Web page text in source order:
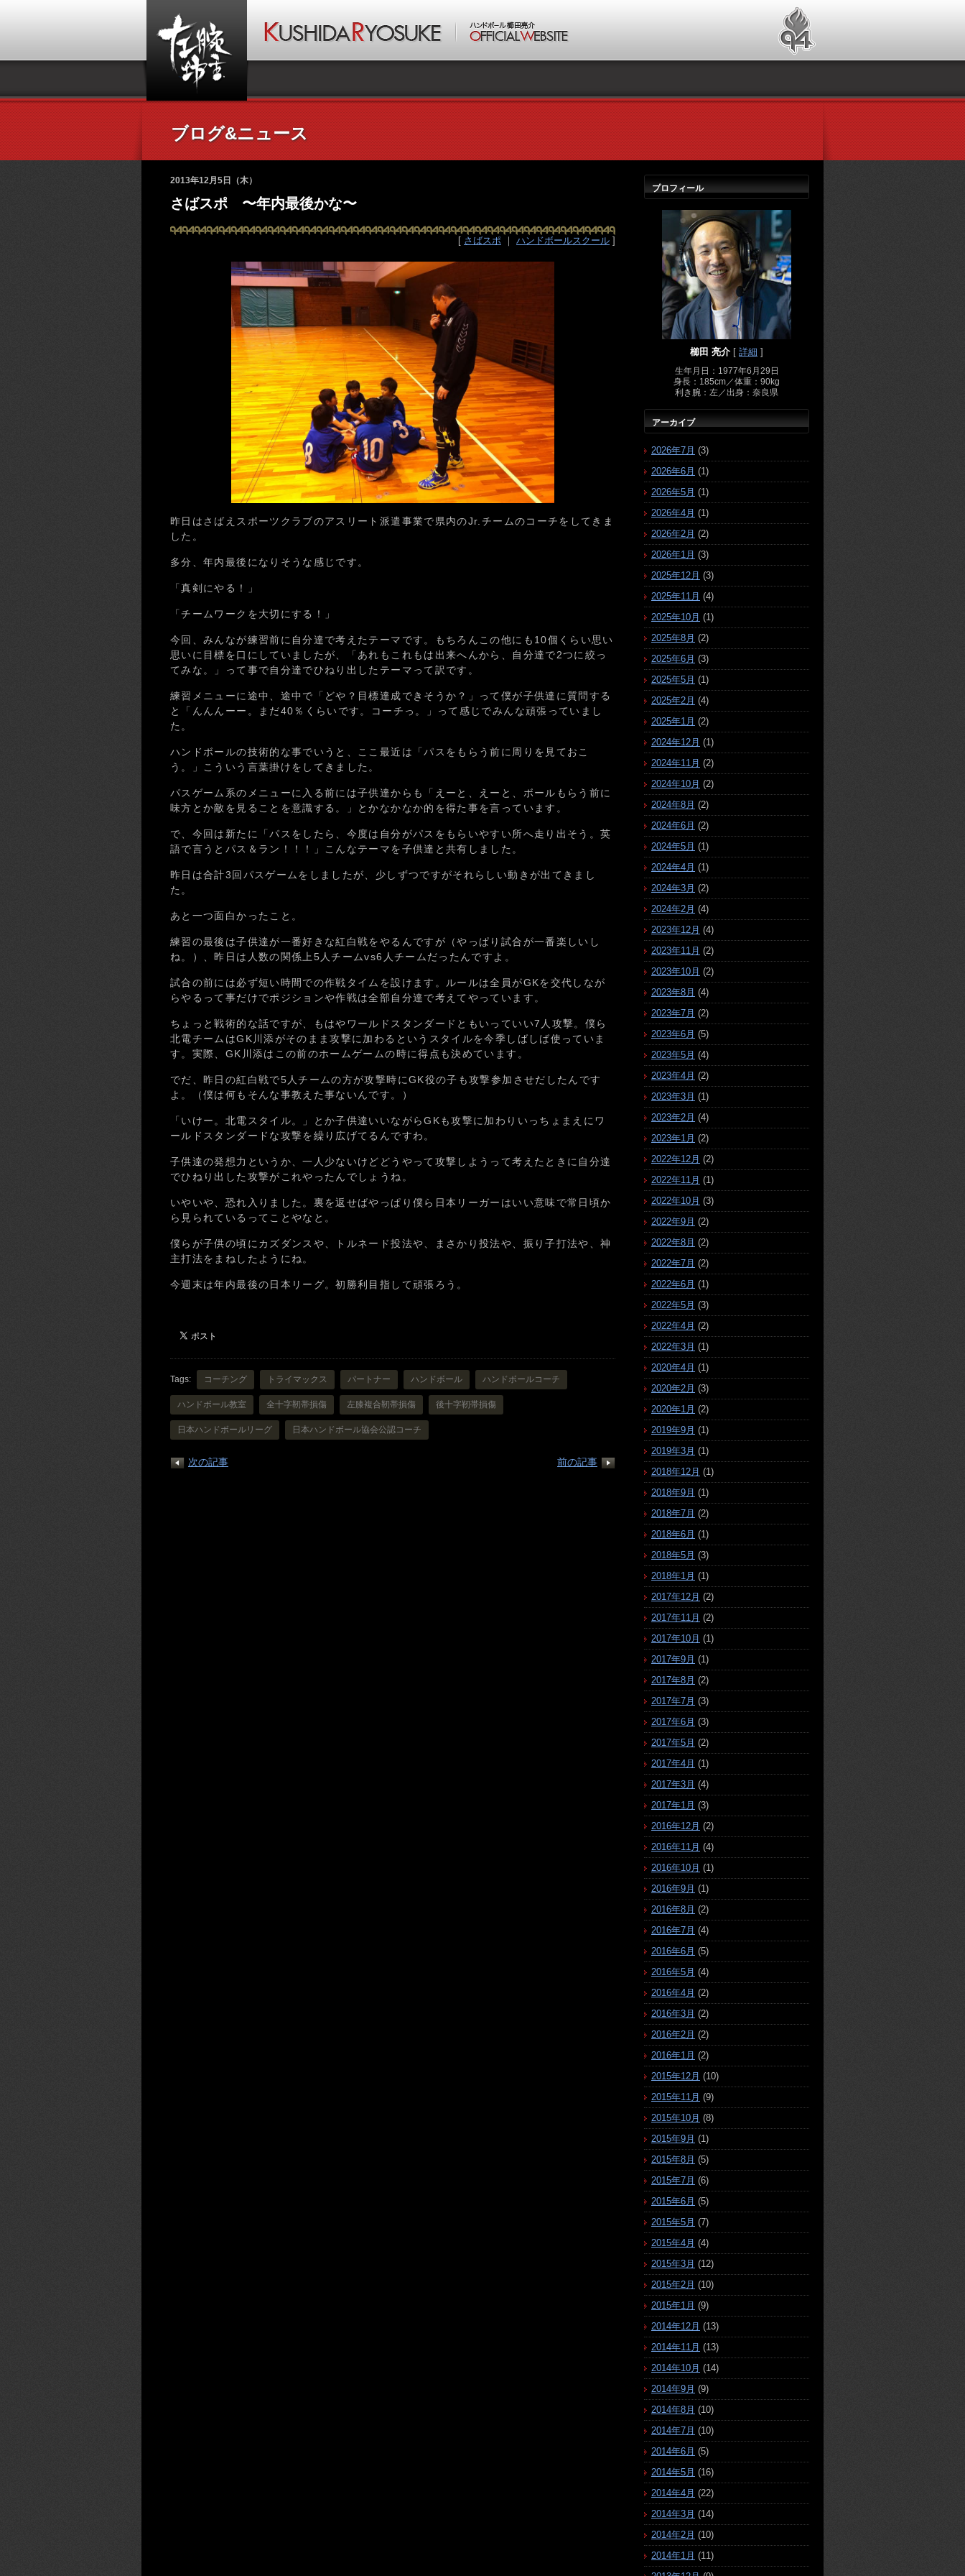
ブログ&ニュース
2013年12月5日（木）
さばスポ 〜年内最後かな〜
[ さばスポ ｜ ハンドボールスクール ]
昨日はさばえスポーツクラブのアスリート派遣事業で県内のJr.チームのコーチをしてきま
した。
多分、年内最後になりそうな感じです。
「真剣にやる！」
「チームワークを大切にする！」
今回、みんなが練習前に自分達で考えたテーマです。もちろんこの他にも10個くらい思い
思いに目標を口にしていましたが、「あれもこれもは出来へんから、自分達で2つに絞っ
てみな。」って事で自分達でひねり出したテーマって訳です。
練習メニューに途中、途中で「どや？目標達成できそうか？」って僕が子供達に質問する
と「んんんーー。まだ40％くらいです。コーチっ。」って感じでみんな頑張っていまし
た。
ハンドボールの技術的な事でいうと、ここ最近は「パスをもらう前に周りを見ておこ
う。」こういう言葉掛けをしてきました。
パスゲーム系のメニューに入る前には子供達からも「えーと、えーと、ボールもらう前に
味方とか敵を見ることを意識する。」とかなかなか的を得た事を言っています。
で、今回は新たに「パスをしたら、今度は自分がパスをもらいやすい所へ走り出そう。英
語で言うとパス＆ラン！！！」こんなテーマを子供達と共有しました。
昨日は合計3回パスゲームをしましたが、少しずつですがそれらしい動きが出てきまし
た。
あと一つ面白かったこと。
練習の最後は子供達が一番好きな紅白戦をやるんですが（やっぱり試合が一番楽しいし
ね。）、昨日は人数の関係上5人チームvs6人チームだったんですよ。
試合の前には必ず短い時間での作戦タイムを設けます。ルールは全員がGKを交代しなが
らやるって事だけでポジションや作戦は全部自分達で考えてやっています。
ちょっと戦術的な話ですが、もはやワールドスタンダードともいっていい7人攻撃。僕ら
北電チームはGK川添がそのまま攻撃に加わるというスタイルを今季しばしば使っていま
す。実際、GK川添はこの前のホームゲームの時に得点も決めています。
でだ、昨日の紅白戦で5人チームの方が攻撃時にGK役の子も攻撃参加させだしたんです
よ。（僕は何もそんな事教えた事ないんです。）
「いけー。北電スタイル。」とか子供達いいながらGKも攻撃に加わりいっちょまえにワ
ールドスタンダードな攻撃を繰り広げてるんですわ。
子供達の発想力というか、一人少ないけどどうやって攻撃しようって考えたときに自分達
でひねり出した攻撃がこれやったんでしょうね。
いやいや、恐れ入りました。裏を返せばやっぱり僕ら日本リーガーはいい意味で常日頃か
ら見られているってことやなと。
僕らが子供の頃にカズダンスや、トルネード投法や、まさかり投法や、振り子打法や、神
主打法をまねしたようにね。
今週末は年内最後の日本リーグ。初勝利目指して頑張ろう。
Tags: コーチング トライマックス パートナー ハンドボール ハンドボールコーチ
ハンドボール教室 全十字靭帯損傷 左膝複合靭帯損傷 後十字靭帯損傷
日本ハンドボールリーグ 日本ハンドボール協会公認コーチ
前の記事
次の記事
プロフィール
櫛田 亮介 [ 詳細 ]
生年月日：1977年6月29日
身長：185cm／体重：90kg
利き腕：左／出身：奈良県
アーカイブ
2026年7月 (3)
2026年6月 (1)
2026年5月 (1)
2026年4月 (1)
2026年2月 (2)
2026年1月 (3)
2025年12月 (3)
2025年11月 (4)
2025年10月 (1)
2025年8月 (2)
2025年6月 (3)
2025年5月 (1)
2025年2月 (4)
2025年1月 (2)
2024年12月 (1)
2024年11月 (2)
2024年10月 (2)
2024年8月 (2)
2024年6月 (2)
2024年5月 (1)
2024年4月 (1)
2024年3月 (2)
2024年2月 (4)
2023年12月 (4)
2023年11月 (2)
2023年10月 (2)
2023年8月 (4)
2023年7月 (2)
2023年6月 (5)
2023年5月 (4)
2023年4月 (2)
2023年3月 (1)
2023年2月 (4)
2023年1月 (2)
2022年12月 (2)
2022年11月 (1)
2022年10月 (3)
2022年9月 (2)
2022年8月 (2)
2022年7月 (2)
2022年6月 (1)
2022年5月 (3)
2022年4月 (2)
2022年3月 (1)
2020年4月 (1)
2020年2月 (3)
2020年1月 (2)
2019年9月 (1)
2019年3月 (1)
2018年12月 (1)
2018年9月 (1)
2018年7月 (2)
2018年6月 (1)
2018年5月 (3)
2018年1月 (1)
2017年12月 (2)
2017年11月 (2)
2017年10月 (1)
2017年9月 (1)
2017年8月 (2)
2017年7月 (3)
2017年6月 (3)
2017年5月 (2)
2017年4月 (1)
2017年3月 (4)
2017年1月 (3)
2016年12月 (2)
2016年11月 (4)
2016年10月 (1)
2016年9月 (1)
2016年8月 (2)
2016年7月 (4)
2016年6月 (5)
2016年5月 (4)
2016年4月 (2)
2016年3月 (2)
2016年2月 (2)
2016年1月 (2)
2015年12月 (10)
2015年11月 (9)
2015年10月 (8)
2015年9月 (1)
2015年8月 (5)
2015年7月 (6)
2015年6月 (5)
2015年5月 (7)
2015年4月 (4)
2015年3月 (12)
2015年2月 (10)
2015年1月 (9)
2014年12月 (13)
2014年11月 (13)
2014年10月 (14)
2014年9月 (9)
2014年8月 (10)
2014年7月 (10)
2014年6月 (5)
2014年5月 (16)
2014年4月 (22)
2014年3月 (14)
2014年2月 (10)
2014年1月 (11)